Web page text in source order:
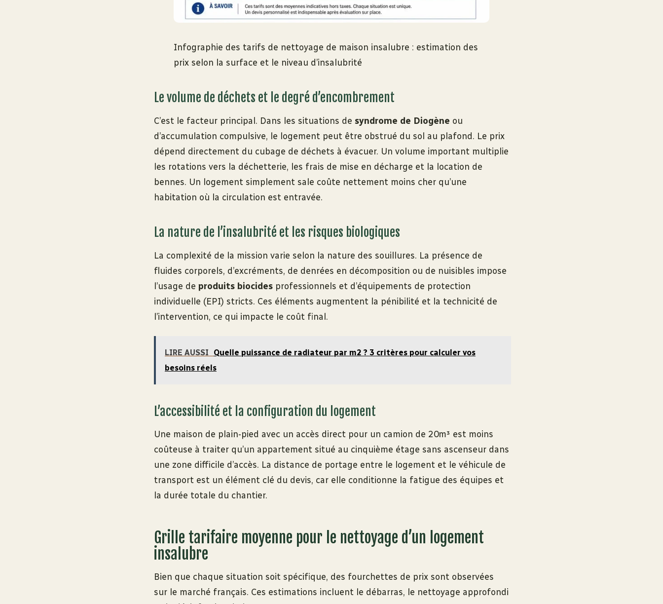
Infographie des tarifs de nettoyage de maison insalubre : estimation des
prix selon la surface et le niveau d’insalubrité
Le volume de déchets et le degré d’encombrement
C’est le facteur principal. Dans les situations de syndrome de Diogène ou
d’accumulation compulsive, le logement peut être obstrué du sol au plafond. Le prix
dépend directement du cubage de déchets à évacuer. Un volume important multiplie
les rotations vers la déchetterie, les frais de mise en décharge et la location de
bennes. Un logement simplement sale coûte nettement moins cher qu’une
habitation où la circulation est entravée.
La nature de l’insalubrité et les risques biologiques
La complexité de la mission varie selon la nature des souillures. La présence de
fluides corporels, d’excréments, de denrées en décomposition ou de nuisibles impose
l’usage de produits biocides professionnels et d’équipements de protection
individuelle (EPI) stricts. Ces éléments augmentent la pénibilité et la technicité de
l’intervention, ce qui impacte le coût final.
LIRE AUSSI
Quelle puissance de radiateur par m2 ? 3 critères pour calculer vos
besoins réels
L’accessibilité et la configuration du logement
Une maison de plain-pied avec un accès direct pour un camion de 20m³ est moins
coûteuse à traiter qu’un appartement situé au cinquième étage sans ascenseur dans
une zone difficile d’accès. La distance de portage entre le logement et le véhicule de
transport est un élément clé du devis, car elle conditionne la fatigue des équipes et
la durée totale du chantier.
Grille tarifaire moyenne pour le nettoyage d’un logement
insalubre
Bien que chaque situation soit spécifique, des fourchettes de prix sont observées
sur le marché français. Ces estimations incluent le débarras, le nettoyage approfondi